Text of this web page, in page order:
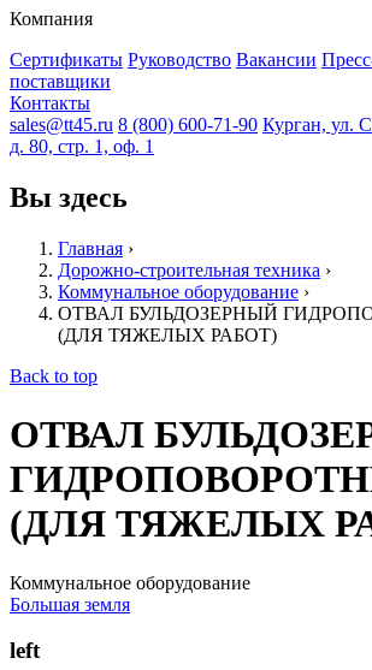
Компания
Сертификаты Руководство Вакансии
поставщики
Контакты
sales@tt45.ru 8 (800) 600-71-90 Курган, ул.
д. 80, стр. 1, оф. 1
Вы здесь
Главная ›
Дорожно-строительная техника ›
Коммунальное оборудование ›
ОТВАЛ БУЛЬДОЗЕРНЫЙ
(ДЛЯ ТЯЖЕЛЫХ РАБОТ)
Back to top
ОТВАЛ
(ДЛЯ ТЯЖЕЛЫХ
Коммунальное оборудование
Большая земля
left